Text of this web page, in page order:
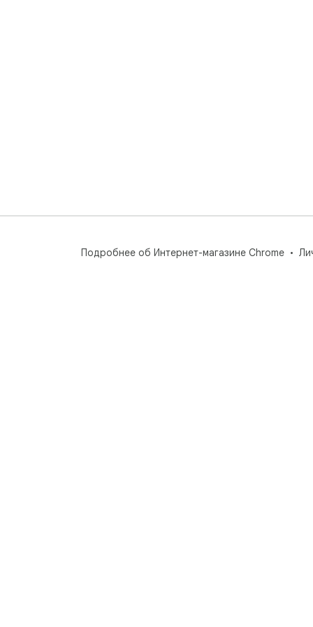
Подробнее об Интернет-магазине Chrome